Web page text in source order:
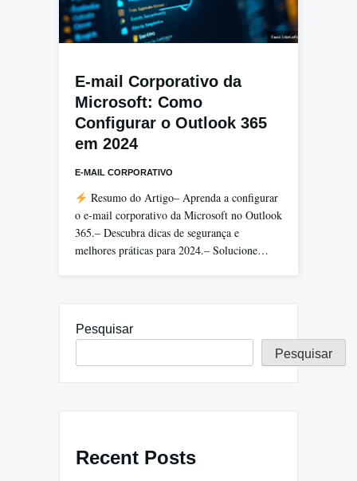
E-mail Corporativo da
Microsoft: Como
Configurar o Outlook 365
em 2024
E-MAIL CORPORATIVO
Resumo do Artigo– Aprenda a configurar
o e-mail corporativo da Microsoft no Outlook
365.– Descubra dicas de segurança e
melhores práticas para 2024.– Solucione…
Pesquisar
Pesquisar
Recent Posts